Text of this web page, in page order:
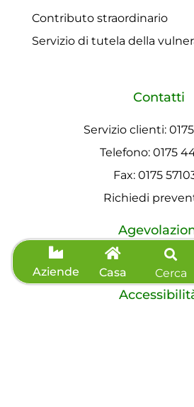
Aziende Casa Cerca
Contributo straordinario
Servizio di tutela della
Contatti
Servizio clienti:
Telefono: 0175
Fax: 0175
Richiedi
Informazioni